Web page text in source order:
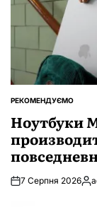
ОПУБЛІКУВАТИ
РЕКОМЕНДУЄМО
Ноутбуки
7 Серпня 2026